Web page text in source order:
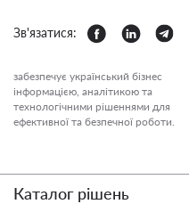
Зв'язатися:
забезпечує український бізнес
інформацією, аналітикою та
технологічними рішеннями для
ефективної та безпечної роботи.
Каталог рішень